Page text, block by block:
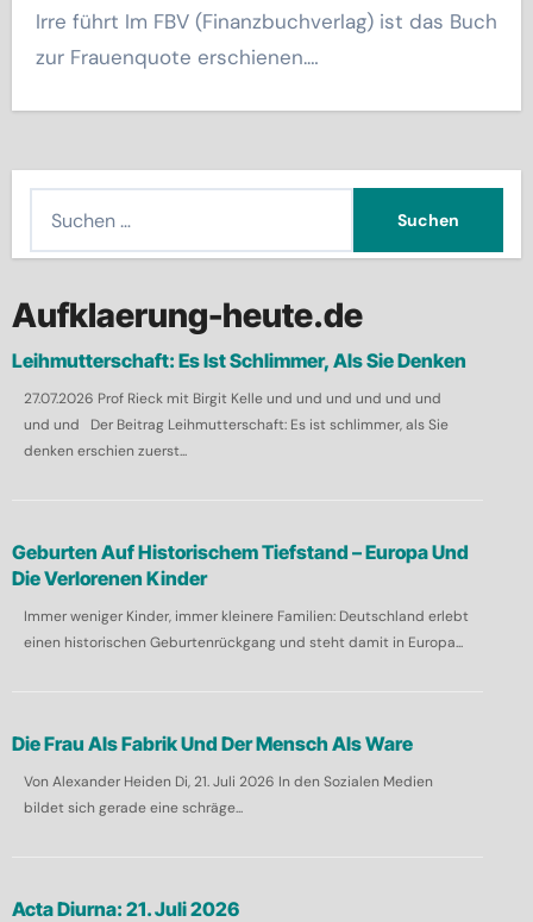
Irre führt Im FBV (Finanzbuchverlag) ist das Buch
zur Frauenquote erschienen.…
h
n
n
a
Aufklaerung-heute.de
Leihmutterschaft: Es Ist Schlimmer, Als Sie Denken
27.07.2026 Prof Rieck mit Birgit Kelle und und und und und und
und und Der Beitrag Leihmutterschaft: Es ist schlimmer, als Sie
denken erschien zuerst...
Geburten Auf Historischem Tiefstand – Europa Und
Die Verlorenen Kinder
Immer weniger Kinder, immer kleinere Familien: Deutschland erlebt
einen historischen Geburtenrückgang und steht damit in Europa...
Die Frau Als Fabrik Und Der Mensch Als Ware
Von Alexander Heiden Di, 21. Juli 2026 In den Sozialen Medien
bildet sich gerade eine schräge...
Acta Diurna: 21. Juli 2026